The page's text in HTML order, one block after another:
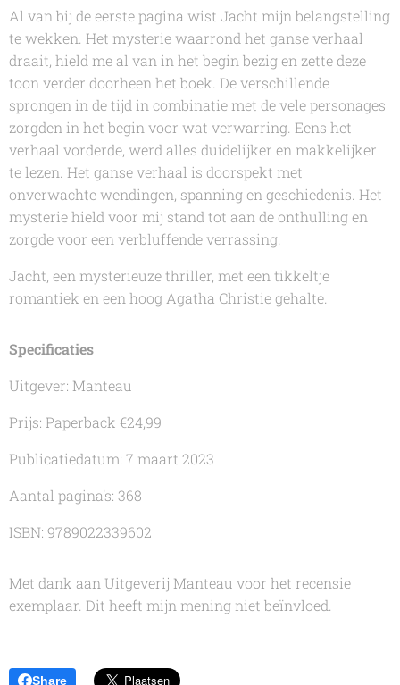
Al van bij de eerste pagina wist Jacht mijn belangstelling
te wekken. Het mysterie waarrond het ganse verhaal
draait, hield me al van in het begin bezig en zette deze
toon verder doorheen het boek. De verschillende
sprongen in de tijd in combinatie met de vele personages
zorgden in het begin voor wat verwarring. Eens het
verhaal vorderde, werd alles duidelijker en makkelijker
te lezen. Het ganse verhaal is doorspekt met
onverwachte wendingen, spanning en geschiedenis. Het
mysterie hield voor mij stand tot aan de onthulling en
zorgde voor een verbluffende verrassing.
Jacht, een mysterieuze thriller, met een tikkeltje
romantiek en een hoog Agatha Christie gehalte.
Specificaties
Uitgever: Manteau
Prijs: Paperback €24,99
Publicatiedatum: 7 maart 2023
Aantal pagina's: 368
ISBN: 9789022339602
Met dank aan Uitgeverij Manteau voor het recensie
exemplaar. Dit heeft mijn mening niet beïnvloed.
Share